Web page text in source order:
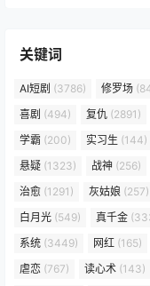
关键词
AI短剧 (3786) 修罗场
喜剧 (494) 复仇 (2891)
学霸 (200) 实习生 (144)
悬疑 (1323) 战神 (256)
治愈 (1291) 灰姑娘 (257)
白月光 (549) 真千金
系统 (3449) 网红 (165)
虐恋 (767) 读心术 (143)